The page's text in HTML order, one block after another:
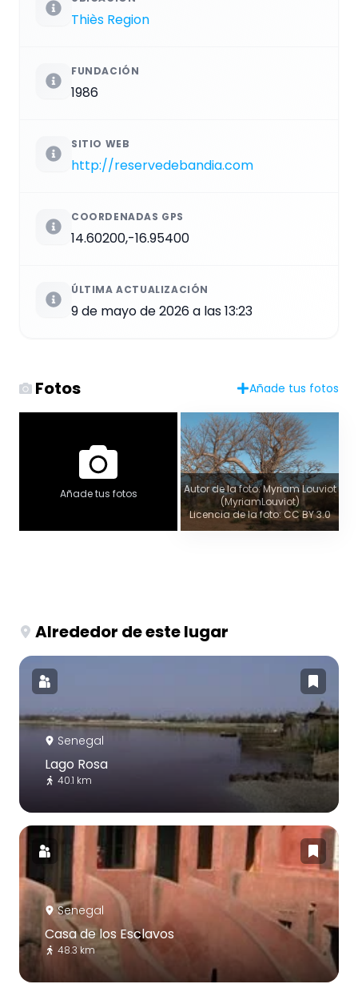
Thiès Region
FUNDACIÓN
1986
SITIO WEB
http://reservedebandia.com
COORDENADAS GPS
14.60200,-16.95400
ÚLTIMA ACTUALIZACIÓN
9 de mayo de 2026 a las 13:23
Fotos Añade tus fotos
Añade tus fotos
Autor de la foto: Myriam Louviot
(MyriamLouviot)
Licencia de la foto: CC BY 3.0
Alrededor de este lugar
Senegal
Lago Rosa
40.1 km
Senegal
Casa de los Esclavos
48.3 km